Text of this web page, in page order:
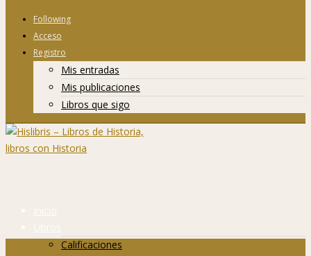
Following
Acceso
Registro
Mis entradas
Mis publicaciones
Libros que sigo
Inicio
Libros
Calificaciones